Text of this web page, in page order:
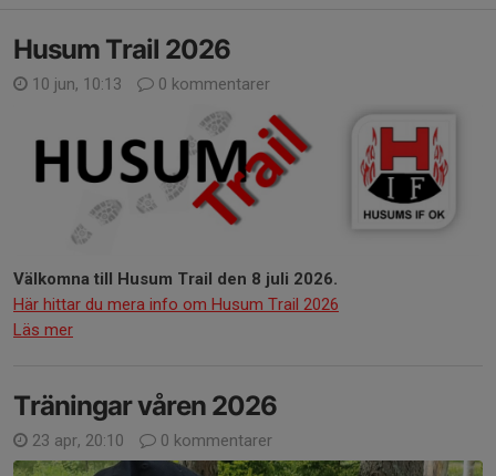
Husum Trail 2026
10 jun, 10:13 0 kommentarer
Välkomna till Husum Trail den 8 juli 2026.
Här hittar du mera info om Husum Trail 2026
Läs mer
Träningar våren 2026
23 apr, 20:10 0 kommentarer